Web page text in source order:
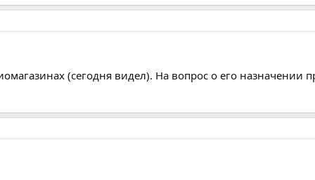
(сегодня видел). На вопрос о его назначении